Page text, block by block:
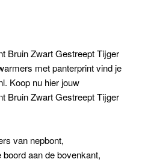
Bruin Zwart Gestreept Tijger
met panterprint vind je
Koop nu hier jouw
Bruin Zwart Gestreept Tijger
van nepbont,
aan de bovenkant,